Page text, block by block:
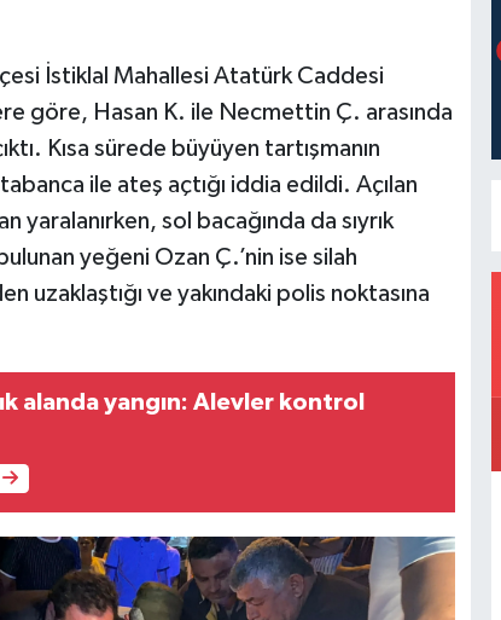
İstiklal Mahallesi Atatürk Caddesi
göre, Hasan K. ile Necmettin Ç. arasında
Kısa sürede büyüyen tartışmanın
ile ateş açtığı iddia edildi. Açılan
sol bacağında da sıyrık
yeğeni Ozan Ç.’nin ise silah
uzaklaştığı ve yakındaki polis noktasına
alanda yangın: Alevler kontrol